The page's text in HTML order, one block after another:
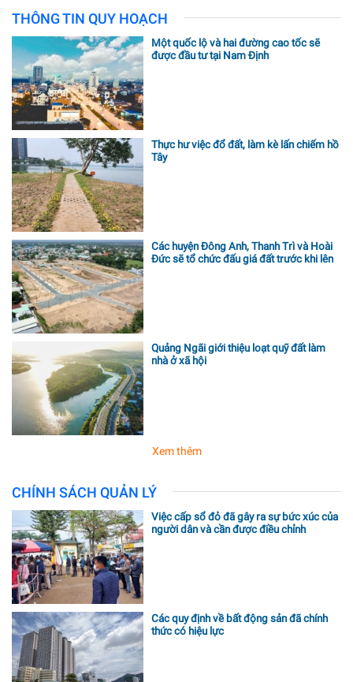
THÔNG TIN QUY HOẠCH
Một quốc lộ và hai đường cao tốc sẽ
được đầu tư tại Nam Định
Thực hư việc đổ đất, làm kè lấn chiếm hồ
Tây
Các huyện Đông Anh, Thanh Trì và Hoài
Đức sẽ tổ chức đấu giá đất trước khi lên
Quảng Ngãi giới thiệu loạt quỹ đất làm
nhà ở xã hội
Xem thêm
CHÍNH SÁCH QUẢN LÝ
Việc cấp sổ đỏ đã gây ra sự bức xúc của
người dân và cần được điều chỉnh
Các quy định về bất động sản đã chính
thức có hiệu lực